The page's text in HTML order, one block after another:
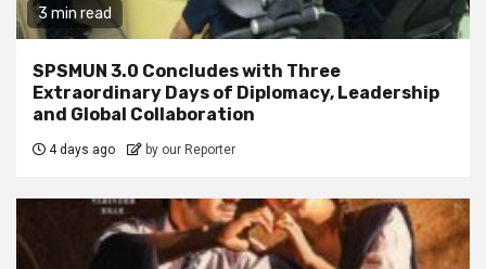
3 min read
SPSMUN 3.0 Concludes with Three
Extraordinary Days of Diplomacy, Leadership
and Global Collaboration
4 days ago by our Reporter